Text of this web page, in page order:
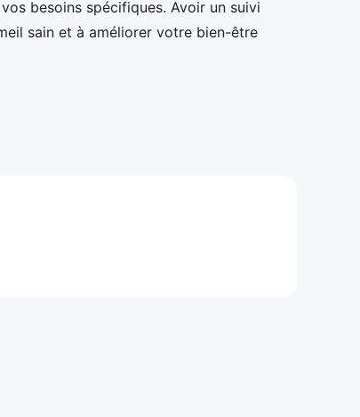
besoins spécifiques. Avoir un suivi
sain et à améliorer votre bien-être